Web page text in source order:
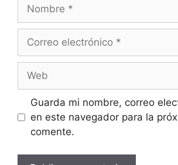
Guarda mi nombre, correo
en este navegador para la
comente.